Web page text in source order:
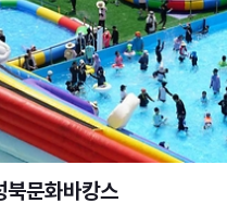
북문화바캉스